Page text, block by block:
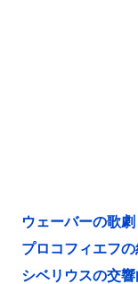
ウェーバーの歌
プロコフィエフ
シベリウスの交